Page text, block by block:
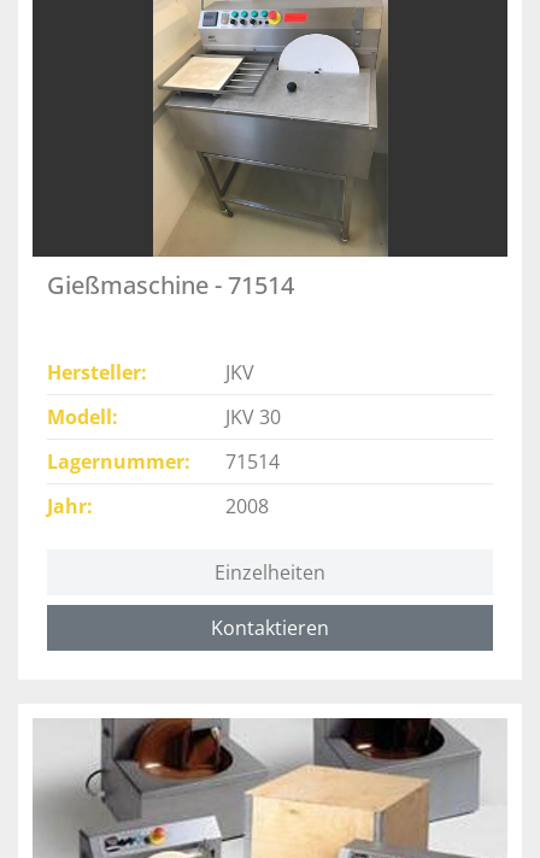
Gießmaschine - 71514
Hersteller
JKV
Modell
JKV 30
Lagernummer
71514
Jahr
2008
Einzelheiten
Kontaktieren